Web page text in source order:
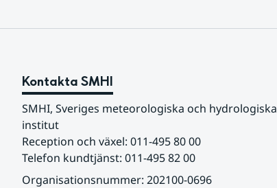
Kontakta SMHI
SMHI, Sveriges meteorologiska och hydrologiska
institut
Reception och växel: 011-495 80 00
Telefon kundtjänst: 011-495 82 00
Organisationsnummer: 202100-0696